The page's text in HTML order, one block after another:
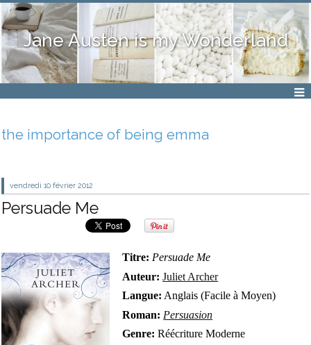
Jane Austen is my Wonderland
the importance of being emma
vendredi 10 février 2012
Persuade Me
Titre: Persuade Me
Auteur:Juliet Archer
Langue: Anglais (Facile à Moyen)
Roman: Persuasion
Genre: Réécriture Moderne